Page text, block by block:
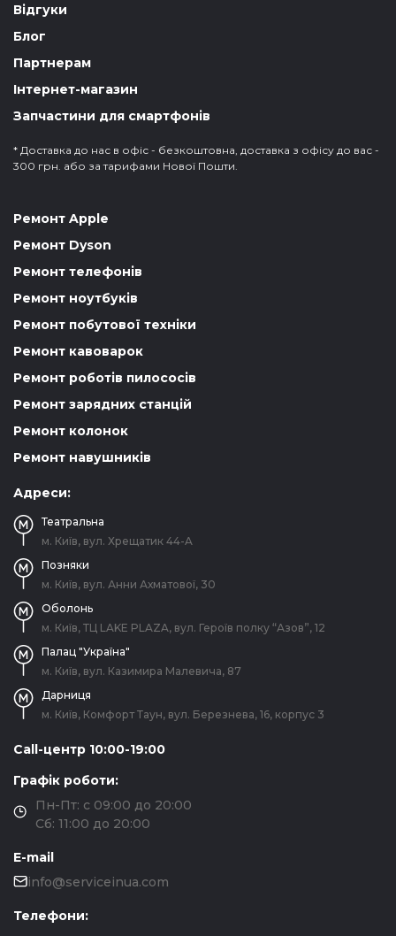
Відгуки
Блог
Партнерам
Інтернет-магазин
Запчастини для смартфонів
* Доставка до нас в офіс - безкоштовна, доставка з офісу до вас -
300 грн. або за тарифами Нової Пошти.
Ремонт Apple
Ремонт Dyson
Ремонт телефонів
Ремонт ноутбуків
Ремонт побутової техніки
Ремонт кавоварок
Ремонт роботів пилососів
Ремонт зарядних станцій
Ремонт колонок
Ремонт навушників
Адреси:
Театральна
м. Київ, вул. Хрещатик 44-A
Позняки
м. Київ, вул. Анни Ахматової, 30
Оболонь
м. Київ, ТЦ LAKE PLAZA, вул. Героїв полку “Азов”, 12
Палац "Україна"
м. Київ, вул. Казимира Малевича, 87
Дарниця
м. Київ, Комфорт Таун, вул. Березнева, 16, корпус 3
Call-центр 10:00-19:00
Графік роботи:
Пн-Пт: с 09:00 до 20:00
Сб: 11:00 до 20:00
E-mail
info@serviceinua.com
Телефони: